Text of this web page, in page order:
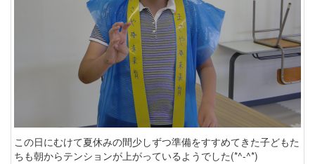
この日にむけて夏休みの間少しずつ準備をすすめてきた子どもた
ちも朝からテンションが上がっているようでした(*^-^*)